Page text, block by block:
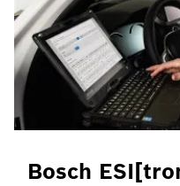
Bosch